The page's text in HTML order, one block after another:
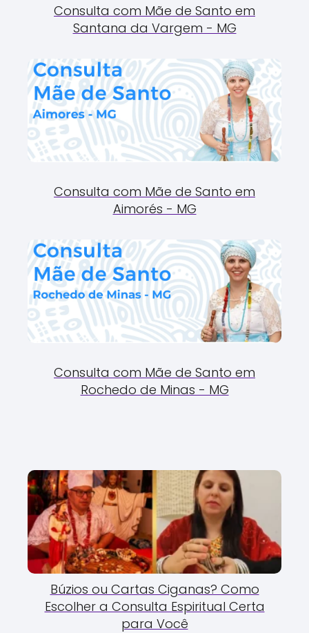
Consulta com Mãe de Santo em
Santana da Vargem - MG
Consulta com Mãe de Santo em
Aimorés - MG
Consulta com Mãe de Santo em
Rochedo de Minas - MG
Búzios ou Cartas Ciganas? Como
Escolher a Consulta Espiritual Certa
para Você